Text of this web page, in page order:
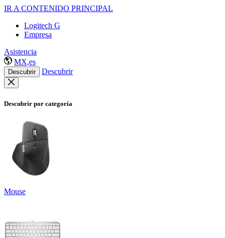
IR A CONTENIDO PRINCIPAL
Logitech G
Empresa
Asistencia
MX,es
Descubrir Descubrir
Descubrir por categoría
Mouse